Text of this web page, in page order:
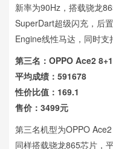
新率为90Hz，搭载骁龙
SuperDart超级闪充，后
Engine线性马达，同时支
第三名：OPPO Ace2
平均成绩：591678
性价比值：169.1
售价：3499元
第三名机型为OPPO
同样搭载骁龙865芯片，